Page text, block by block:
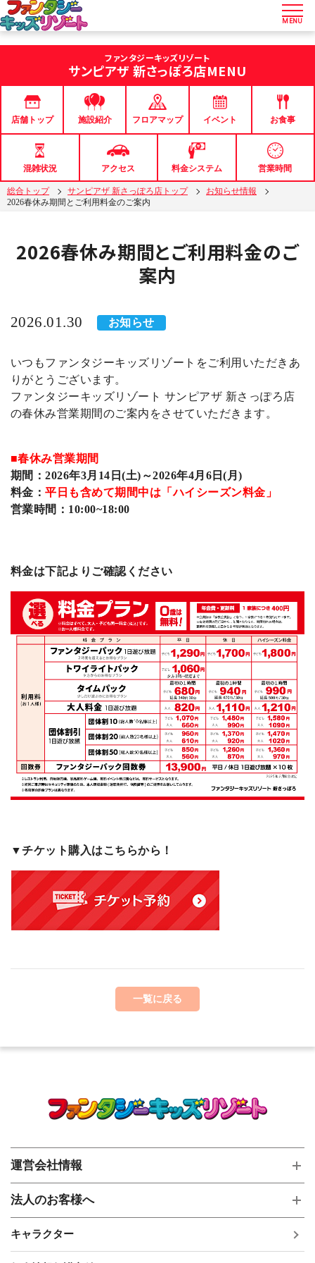
MENU
ファンタジーキッズリゾート
サンピアザ 新さっぽろ店MENU
店舗トップ 施設紹介 フロアマップ イベント お食事
混雑状況 アクセス 料金システム 営業時間
総合トップ サンピアザ 新さっぽろ店トップ
お知らせ情報
2026春休み期間とご利用料金のご案内
2026春休み期間とご利用料金のご
案内
2026.01.30 お知らせ
いつもファンタジーキッズリゾートをご利用いただきあ
りがとうございます。
ファンタジーキッズリゾート サンピアザ 新さっぽろ店
の春休み営業期間のご案内をさせていただきます。
■春休み営業期間
期間：2026年3月14日(土)～2026年4月6日(月)
料金：平日も含めて期間中は「ハイシーズン料金」
営業時間：10:00~18:00
料金は下記よりご確認ください
▼チケット購入はこちらから！
一覧に戻る
運営会社情報
法人のお客様へ
キャラクター